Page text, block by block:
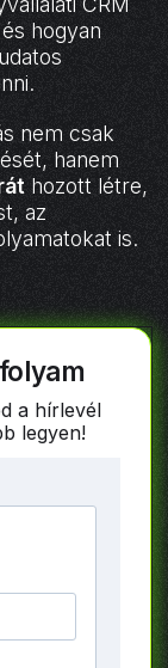
hogyan
nem csak
hanem
hozott létre,
az
is.
a hírlevél
legyen!